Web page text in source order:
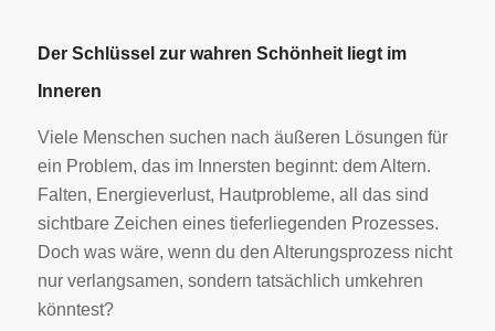
Der Schlüssel zur wahren Schönheit liegt im
Inneren
Viele Menschen suchen nach äußeren Lösungen für
ein Problem, das im Innersten beginnt: dem Altern.
Falten, Energieverlust, Hautprobleme, all das sind
sichtbare Zeichen eines tieferliegenden Prozesses.
Doch was wäre, wenn du den Alterungsprozess nicht
nur verlangsamen, sondern tatsächlich umkehren
könntest?